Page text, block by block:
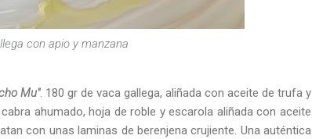
con apio y manzana
Mu". 180 gr de vaca gallega, aliñada con aceite de trufa y
ahumado, hoja de roble y escarola aliñada con aceite
con unas laminas de berenjena crujiente. Una auténtica